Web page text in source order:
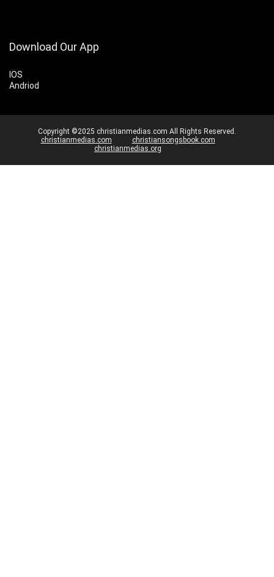
Download Our App
IOS
Andriod
Copyright ©2025 christianmedias.com All Rights Reserved.
christianmedias.com
christiansongsbook.com
christianmedias.org